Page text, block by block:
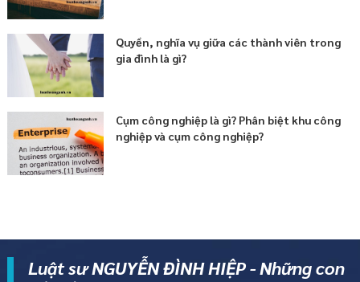
Quyền, nghĩa vụ giữa các thành viên trong
gia đình là gì?
Cụm công nghiệp là gì? Phân biệt khu công
nghiệp và cụm công nghiệp?
Luật sư NGUYỄN ĐÌNH HIỆP - Những con